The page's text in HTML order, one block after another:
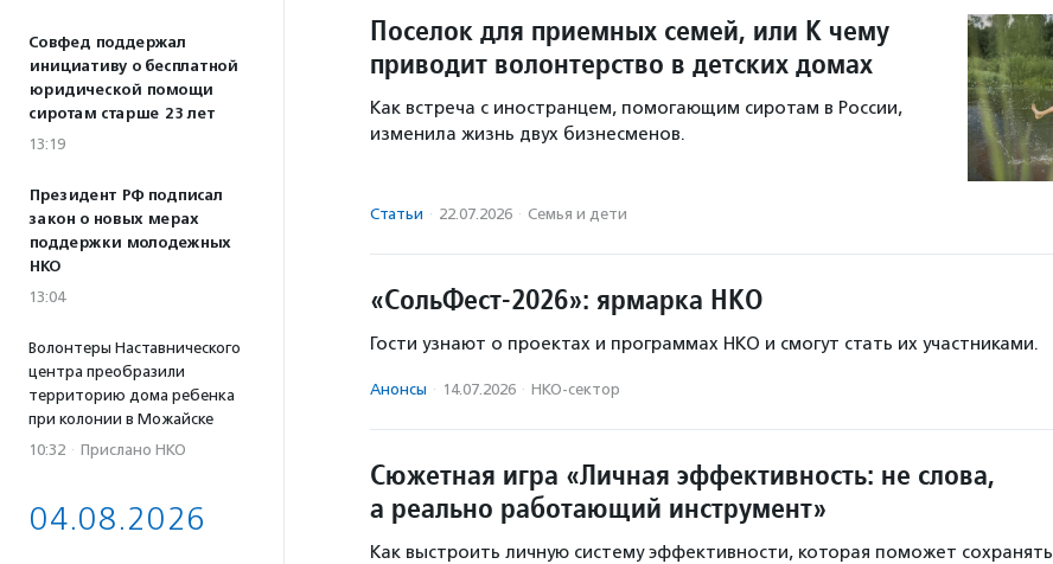
Совфед поддержал
инициативу о бесплатной
юридической помощи
сиротам старше 23 лет
13:19
Президент РФ подписал
закон о новых мерах
поддержки молодежных
НКО
13:04
Волонтеры Наставнического
центра преобразили
территорию дома ребенка
при колонии в Можайске
10:32 · Прислано НКО
04.08.2026
Поселок для приемных семей, или К чему
приводит волонтерство в детских домах
Как встреча с иностранцем, помогающим сиротам в России,
изменила жизнь двух бизнесменов.
Статьи · 22.07.2026 · Семья и дети
«СольФест-2026»: ярмарка НКО
Гости узнают о проектах и программах НКО и смогут стать их участниками.
Анонсы · 14.07.2026 · НКО-сектор
Сюжетная игра «Личная эффективность: не слова,
а реально работающий инструмент»
Как выстроить личную систему эффективности, которая поможет сохранять